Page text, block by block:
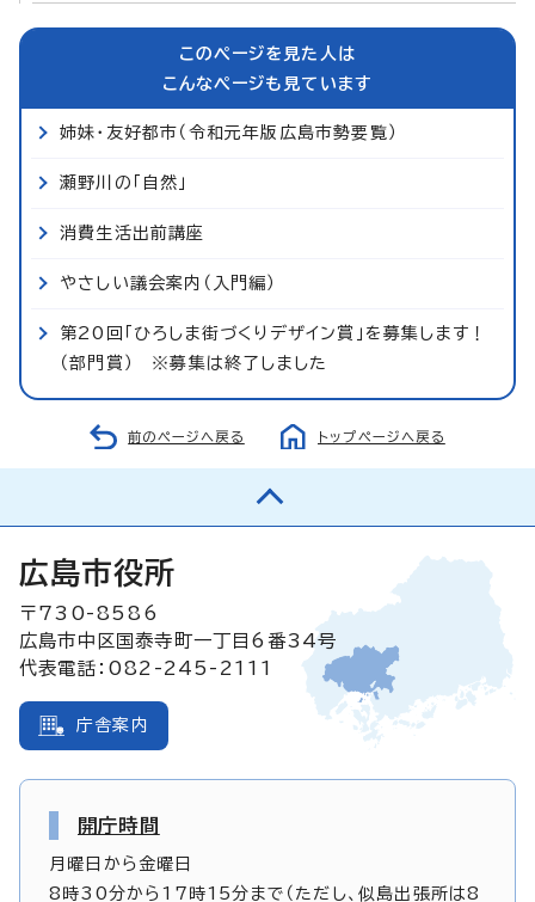
このページを見た人は
こんなページも見ています
姉妹・友好都市（令和元年版広島市勢要覧）
瀬野川の「自然」
消費生活出前講座
やさしい議会案内（入門編）
第20回「ひろしま街づくりデザイン賞」を募集します！
（部門賞） ※募集は終了しました
前のページへ戻る トップページへ戻る
広島市役所
〒730-8586
広島市中区国泰寺町一丁目6番34号
代表電話：082-245-2111
庁舎案内
開庁時間
月曜日から金曜日
8時30分から17時15分まで（ただし、似島出張所は8